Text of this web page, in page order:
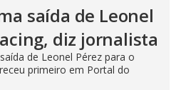
saída de Leonel
diz jornalista
de Leonel Pérez para o
primeiro em Portal do